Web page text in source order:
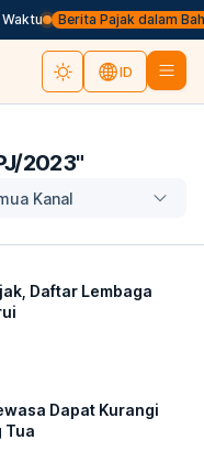
Berita Pajak dalam
ID
2023"
Kanal
Daftar Lembaga
Dapat Kurangi
Tua